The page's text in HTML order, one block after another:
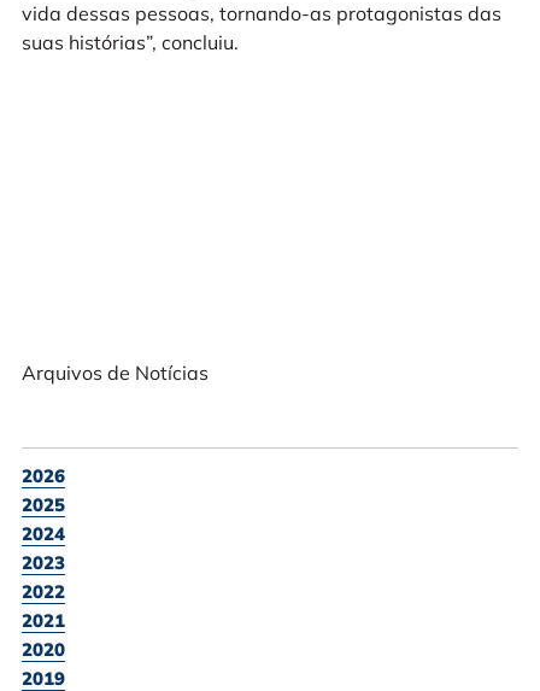
vida dessas pessoas, tornando-as protagonistas das
suas histórias”, concluiu.
Arquivos de Notícias
2026
2025
2024
2023
2022
2021
2020
2019